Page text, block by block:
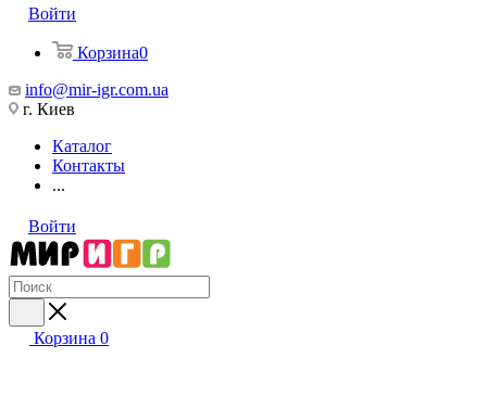
Войти
Корзина0
info@mir-igr.com.ua
г. Киев
Каталог
Контакты
...
Войти
Корзина 0